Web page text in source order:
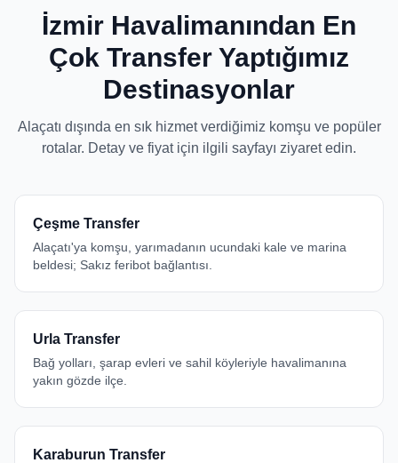
İzmir Havalimanından En
Çok Transfer Yaptığımız
Destinasyonlar
Alaçatı dışında en sık hizmet verdiğimiz komşu ve popüler
rotalar. Detay ve fiyat için ilgili sayfayı ziyaret edin.
Çeşme Transfer
Alaçatı'ya komşu, yarımadanın ucundaki kale ve marina
beldesi; Sakız feribot bağlantısı.
Urla Transfer
Bağ yolları, şarap evleri ve sahil köyleriyle havalimanına
yakın gözde ilçe.
Karaburun Transfer